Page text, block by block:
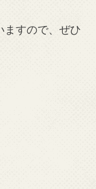
ますので、ぜひ